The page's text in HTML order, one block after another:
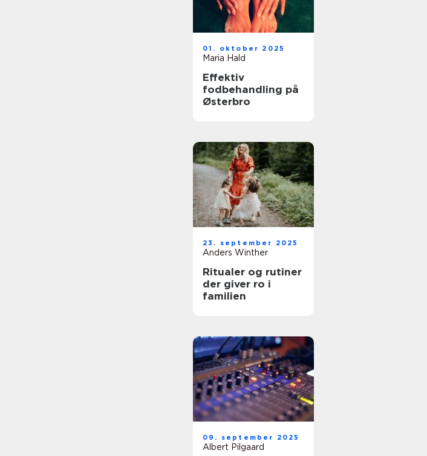
01. oktober 2025
Maria Hald
Effektiv
fodbehandling på
Østerbro
23. september 2025
Anders Winther
Ritualer og rutiner
der giver ro i
familien
09. september 2025
Albert Pilgaard